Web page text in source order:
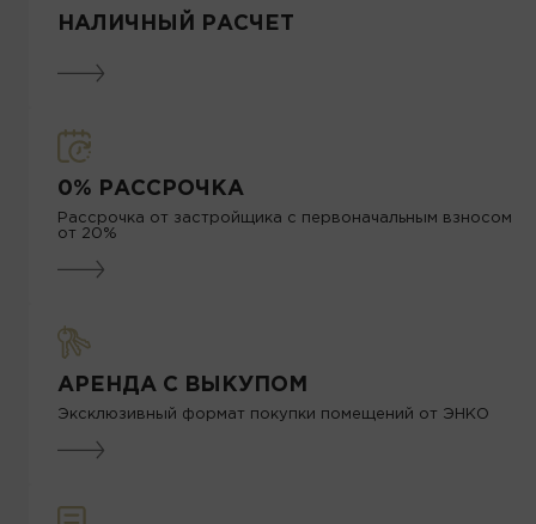
НАЛИЧНЫЙ РАСЧЕТ
0% РАССРОЧКА
Рассрочка от застройщика с первоначальным взносом
от 20%
АРЕНДА С ВЫКУПОМ
Эксклюзивный формат покупки помещений от ЭНКО